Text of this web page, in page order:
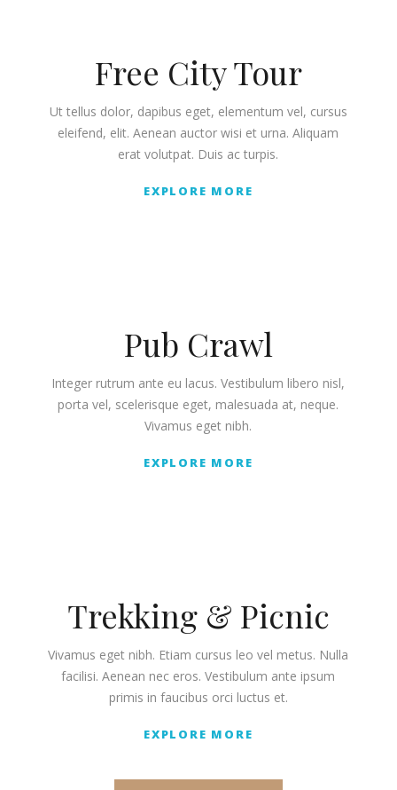
Free City Tour
Ut tellus dolor, dapibus eget, elementum vel, cursus
eleifend, elit. Aenean auctor wisi et urna. Aliquam
erat volutpat. Duis ac turpis.
EXPLORE MORE
Pub Crawl
Integer rutrum ante eu lacus. Vestibulum libero nisl,
porta vel, scelerisque eget, malesuada at, neque.
Vivamus eget nibh.
EXPLORE MORE
Trekking & Picnic
Vivamus eget nibh. Etiam cursus leo vel metus. Nulla
facilisi. Aenean nec eros. Vestibulum ante ipsum
primis in faucibus orci luctus et.
EXPLORE MORE